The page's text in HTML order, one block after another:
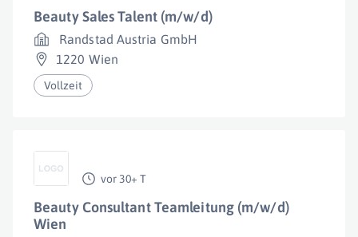
Beauty Sales Talent (m/w/d)
Randstad Austria GmbH
1220 Wien
Vollzeit
vor 30+ T
Beauty Consultant Teamleitung (m/w/d)
Wien